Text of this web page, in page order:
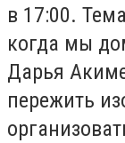
в 17:00.
когда мы
Дарья
пережить